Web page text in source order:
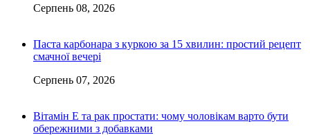
Серпень 08, 2026
Паста карбонара з куркою за 15 хвилин: простий рецепт
смачної вечері
Серпень 07, 2026
Вітамін Е та рак простати: чому чоловікам варто бути
обережними з добавками